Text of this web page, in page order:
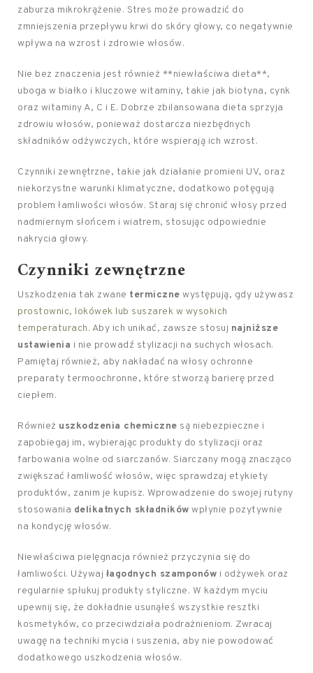
zaburza mikrokrążenie. Stres może prowadzić do
zmniejszenia przepływu krwi do skóry głowy, co negatywnie
wpływa na wzrost i zdrowie włosów.
Nie bez znaczenia jest również **niewłaściwa dieta**,
uboga w białko i kluczowe witaminy, takie jak biotyna, cynk
oraz witaminy A, C i E. Dobrze zbilansowana dieta sprzyja
zdrowiu włosów, ponieważ dostarcza niezbędnych
składników odżywczych, które wspierają ich wzrost.
Czynniki zewnętrzne, takie jak działanie promieni UV, oraz
niekorzystne warunki klimatyczne, dodatkowo potęgują
problem łamliwości włosów. Staraj się chronić włosy przed
nadmiernym słońcem i wiatrem, stosując odpowiednie
nakrycia głowy.
Czynniki zewnętrzne
Uszkodzenia tak zwane termiczne występują, gdy używasz
prostownic, lokówek lub suszarek w wysokich
temperaturach. Aby ich unikać, zawsze stosuj najniższe
ustawienia i nie prowadź stylizacji na suchych włosach.
Pamiętaj również, aby nakładać na włosy ochronne
preparaty termoochronne, które stworzą barierę przed
ciepłem.
Również uszkodzenia chemiczne są niebezpieczne i
zapobiegaj im, wybierając produkty do stylizacji oraz
farbowania wolne od siarczanów. Siarczany mogą znacząco
zwiększać łamliwość włosów, więc sprawdzaj etykiety
produktów, zanim je kupisz. Wprowadzenie do swojej rutyny
stosowania delikatnych składników wpłynie pozytywnie
na kondycję włosów.
Niewłaściwa pielęgnacja również przyczynia się do
łamliwości. Używaj łagodnych szamponów i odżywek oraz
regularnie spłukuj produkty styliczne. W każdym myciu
upewnij się, że dokładnie usunąłeś wszystkie resztki
kosmetyków, co przeciwdziała podrażnieniom. Zwracaj
uwagę na techniki mycia i suszenia, aby nie powodować
dodatkowego uszkodzenia włosów.